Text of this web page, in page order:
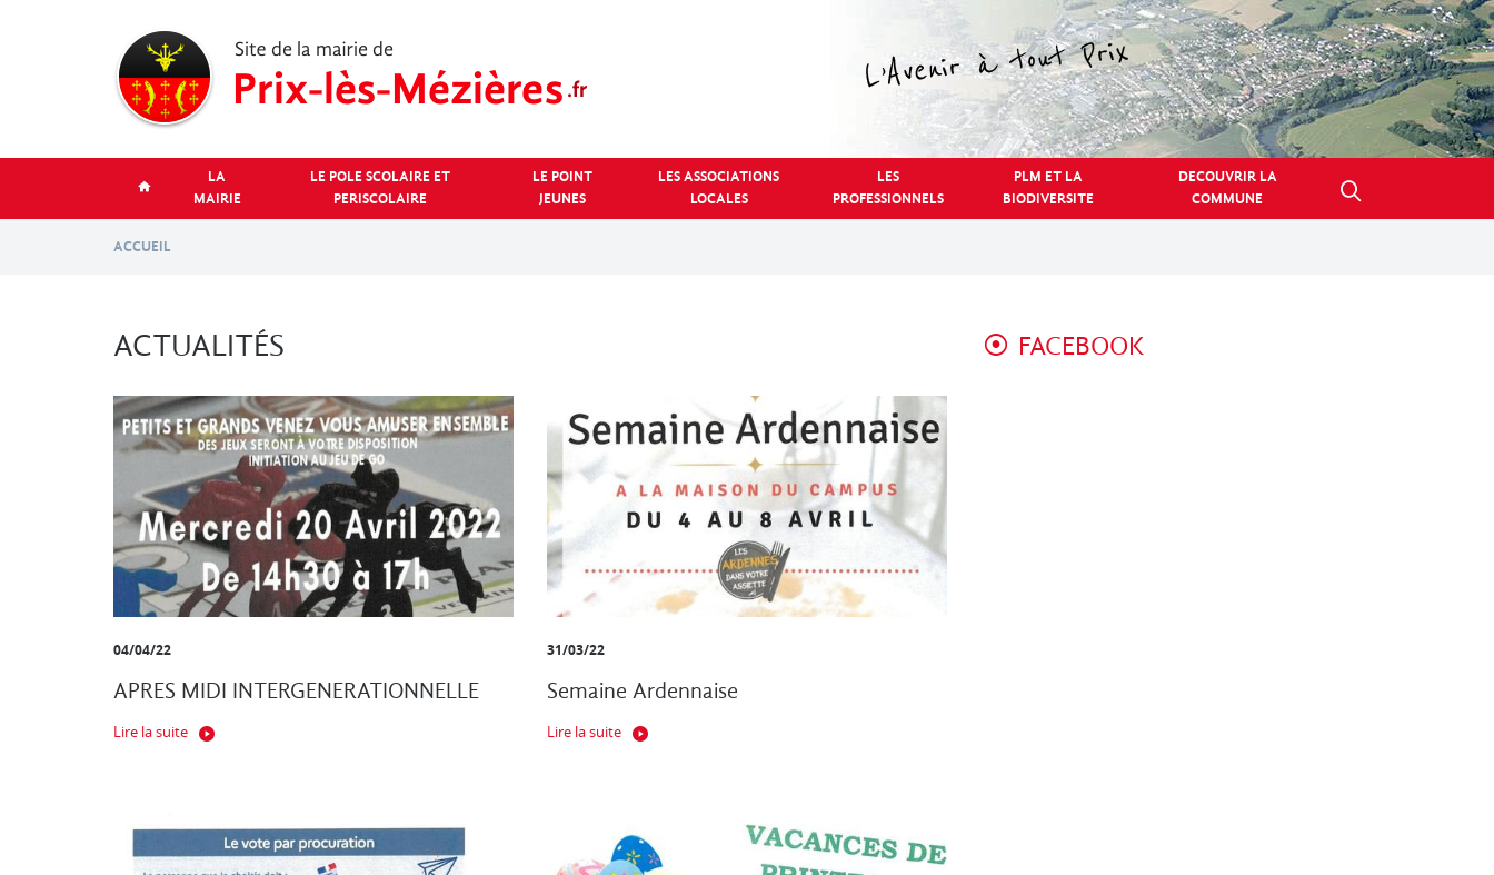
LA
MAIRIE
LE POLE SCOLAIRE ET
PERISCOLAIRE
LE POINT
JEUNES
LES ASSOCIATIONS
LOCALES
LES
PROFESSIONNELS
PLM ET LA
BIODIVERSITE
DECOUVRIR LA
COMMUNE
ACCUEIL
ACTUALITÉS
04/04/22
APRES MIDI INTERGENERATIONNELLE
Lire la suite
31/03/22
Semaine Ardennaise
Lire la suite
FACEBOOK